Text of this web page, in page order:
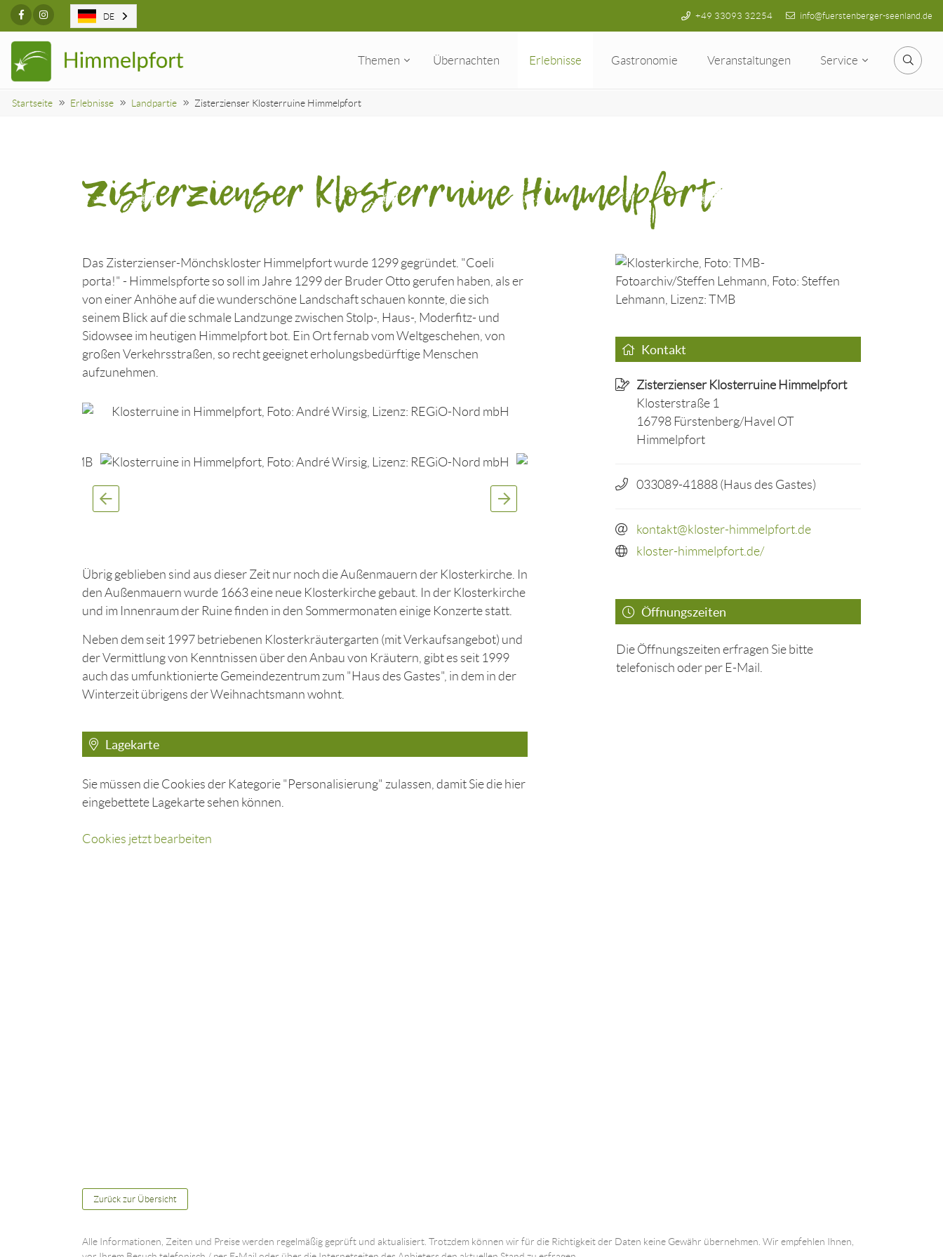
FacebookInstagram +49 33093 32254 info@fuerstenberger-seenland.de
Themen Übernachten Erlebnisse Gastronomie Veranstaltungen Service Suche
Startseite Erlebnisse Landpartie Zisterzienser Klosterruine Himmelpfort
Zisterzienser Klosterruine Himmelpfort
Das Zisterzienser-Mönchskloster Himmelpfort wurde 1299 gegründet. "Coeli
porta!" - Himmelspforte so soll im Jahre 1299 der Bruder Otto gerufen haben, als er
von einer Anhöhe auf die wunderschöne Landschaft schauen konnte, die sich
seinem Blick auf die schmale Landzunge zwischen Stolp-, Haus-, Moderfitz- und
Sidowsee im heutigen Himmelpfort bot. Ein Ort fernab vom Weltgeschehen, von
großen Verkehrsstraßen, so recht geeignet erholungsbedürftige Menschen
aufzunehmen.
Übrig geblieben sind aus dieser Zeit nur noch die Außenmauern der Klosterkirche. In
den Außenmauern wurde 1663 eine neue Klosterkirche gebaut. In der Klosterkirche
und im Innenraum der Ruine finden in den Sommermonaten einige Konzerte statt.
Neben dem seit 1997 betriebenen Klosterkräutergarten (mit Verkaufsangebot) und
der Vermittlung von Kenntnissen über den Anbau von Kräutern, gibt es seit 1999
auch das umfunktionierte Gemeindezentrum zum "Haus des Gastes", in dem in der
Winterzeit übrigens der Weihnachtsmann wohnt.
Lagekarte
Sie müssen die Cookies der Kategorie "Personalisierung" zulassen, damit Sie die hier
eingebettete Lagekarte sehen können.
Cookies jetzt bearbeiten
Kontakt
Zisterzienser Klosterruine Himmelpfort
Klosterstraße 1
16798 Fürstenberg/Havel OT
Himmelpfort
033089-41888 (Haus des Gastes)
kontakt@kloster-himmelpfort.de
kloster-himmelpfort.de/
Öffnungszeiten
Die Öffnungszeiten erfragen Sie bitte
telefonisch oder per E-Mail.
Zurück zur Übersicht
Alle Informationen, Zeiten und Preise werden regelmäßig geprüft und aktualisiert. Trotzdem können wir für die Richtigkeit der Daten keine Gewähr übernehmen. Wir empfehlen Ihnen,
DE